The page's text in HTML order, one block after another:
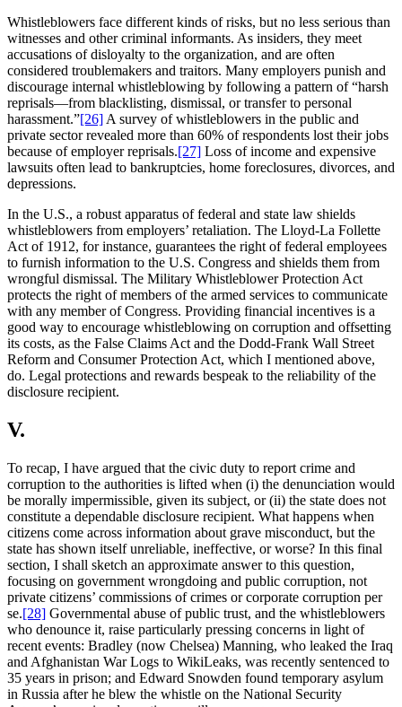
Whistleblowers face different kinds of risks, but no less serious than
witnesses and other criminal informants. As insiders, they meet
accusations of disloyalty to the organization, and are often
considered troublemakers and traitors. Many employers punish and
discourage internal whistleblowing by following a pattern of “harsh
reprisals—from blacklisting, dismissal, or transfer to personal
harassment.”[26] A survey of whistleblowers in the public and
private sector revealed more than 60% of respondents lost their jobs
because of employer reprisals.[27] Loss of income and expensive
lawsuits often lead to bankruptcies, home foreclosures, divorces, and
depressions.
In the U.S., a robust apparatus of federal and state law shields
whistleblowers from employers’ retaliation. The Lloyd-La Follette
Act of 1912, for instance, guarantees the right of federal employees
to furnish information to the U.S. Congress and shields them from
wrongful dismissal. The Military Whistleblower Protection Act
protects the right of members of the armed services to communicate
with any member of Congress. Providing financial incentives is a
good way to encourage whistleblowing on corruption and offsetting
its costs, as the False Claims Act and the Dodd-Frank Wall Street
Reform and Consumer Protection Act, which I mentioned above,
do. Legal protections and rewards bespeak to the reliability of the
disclosure recipient.
V.
To recap, I have argued that the civic duty to report crime and
corruption to the authorities is lifted when (i) the denunciation would
be morally impermissible, given its subject, or (ii) the state does not
constitute a dependable disclosure recipient. What happens when
citizens come across information about grave misconduct, but the
state has shown itself unreliable, ineffective, or worse? In this final
section, I shall sketch an approximate answer to this question,
focusing on government wrongdoing and public corruption, not
private citizens’ commissions of crimes or corporate corruption per
se.[28] Governmental abuse of public trust, and the whistleblowers
who denounce it, raise particularly pressing concerns in light of
recent events: Bradley (now Chelsea) Manning, who leaked the Iraq
and Afghanistan War Logs to WikiLeaks, was recently sentenced to
35 years in prison; and Edward Snowden found temporary asylum
in Russia after he blew the whistle on the National Security